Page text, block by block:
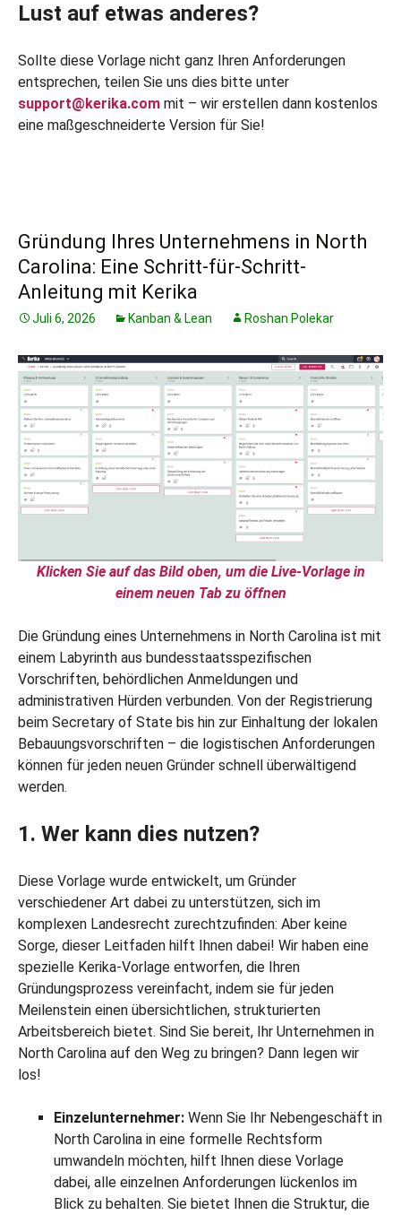
Lust auf etwas anderes?
Sollte diese Vorlage nicht ganz Ihren Anforderungen
entsprechen, teilen Sie uns dies bitte unter
support@kerika.com mit – wir erstellen dann kostenlos
eine maßgeschneiderte Version für Sie!
Gründung Ihres Unternehmens in North
Carolina: Eine Schritt-für-Schritt-
Anleitung mit Kerika
Juli 6, 2026 Kanban & Lean Roshan Polekar
Klicken Sie auf das Bild oben, um die Live-Vorlage in
einem neuen Tab zu öffnen
Die Gründung eines Unternehmens in North Carolina ist mit
einem Labyrinth aus bundesstaatsspezifischen
Vorschriften, behördlichen Anmeldungen und
administrativen Hürden verbunden. Von der Registrierung
beim Secretary of State bis hin zur Einhaltung der lokalen
Bebauungsvorschriften – die logistischen Anforderungen
können für jeden neuen Gründer schnell überwältigend
werden.
1. Wer kann dies nutzen?
Diese Vorlage wurde entwickelt, um Gründer
verschiedener Art dabei zu unterstützen, sich im
komplexen Landesrecht zurechtzufinden: Aber keine
Sorge, dieser Leitfaden hilft Ihnen dabei! Wir haben eine
spezielle Kerika-Vorlage entworfen, die Ihren
Gründungsprozess vereinfacht, indem sie für jeden
Meilenstein einen übersichtlichen, strukturierten
Arbeitsbereich bietet. Sind Sie bereit, Ihr Unternehmen in
North Carolina auf den Weg zu bringen? Dann legen wir
los!
Einzelunternehmer: Wenn Sie Ihr Nebengeschäft in
North Carolina in eine formelle Rechtsform
umwandeln möchten, hilft Ihnen diese Vorlage
dabei, alle einzelnen Anforderungen lückenlos im
Blick zu behalten. Sie bietet Ihnen die Struktur, die